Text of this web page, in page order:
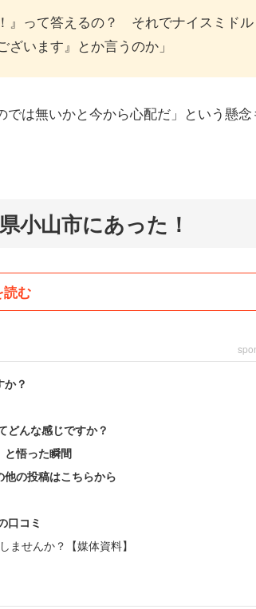
』って答えるの？ それでナイスミドル
います』とか言うのか」
は無いかと今から心配だ」という懸念
小山市にあった！
読む
か？
どんな感じですか？
と悟った瞬間
の投稿はこちらから
口コミ
ませんか？【媒体資料】